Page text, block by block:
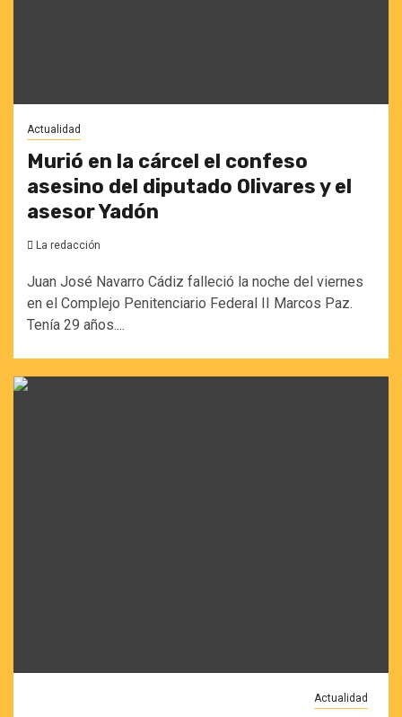
Actualidad
Murió en la cárcel el confeso
asesino del diputado Olivares y el
asesor Yadón
La redacción
Juan José Navarro Cádiz falleció la noche del viernes
en el Complejo Penitenciario Federal II Marcos Paz.
Tenía 29 años....
Actualidad